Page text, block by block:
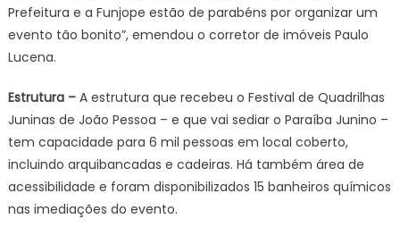
Prefeitura e a Funjope estão de parabéns por organizar um
evento tão bonito”, emendou o corretor de imóveis Paulo
Lucena.
Estrutura – A estrutura que recebeu o Festival de Quadrilhas
Juninas de João Pessoa – e que vai sediar o Paraíba Junino –
tem capacidade para 6 mil pessoas em local coberto,
incluindo arquibancadas e cadeiras. Há também área de
acessibilidade e foram disponibilizados 15 banheiros químicos
nas imediações do evento.